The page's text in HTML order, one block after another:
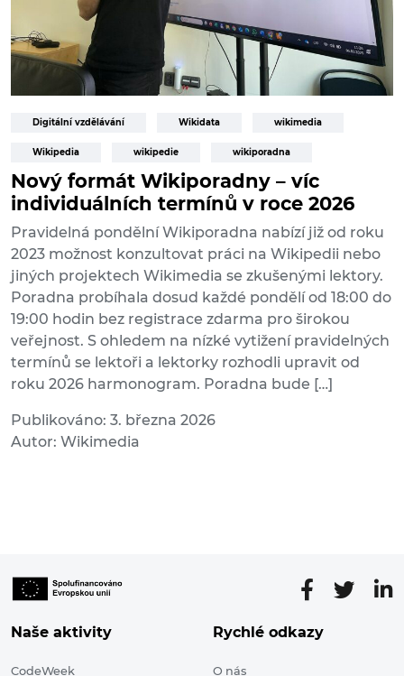
Digitální vzdělávání Wikidata wikimedia
Wikipedia wikipedie wikiporadna
Nový formát Wikiporadny – víc
individuálních termínů v roce 2026
Pravidelná pondělní Wikiporadna nabízí již od roku
2023 možnost konzultovat práci na Wikipedii nebo
jiných projektech Wikimedia se zkušenými lektory.
Poradna probíhala dosud každé pondělí od 18:00 do
19:00 hodin bez registrace zdarma pro širokou
veřejnost. S ohledem na nízké vytižení pravidelných
termínů se lektoři a lektorky rozhodli upravit od
roku 2026 harmonogram. Poradna bude […]
Publikováno: 3. března 2026
Autor: Wikimedia
Naše aktivity
CodeWeek
Rychlé odkazy
O nás